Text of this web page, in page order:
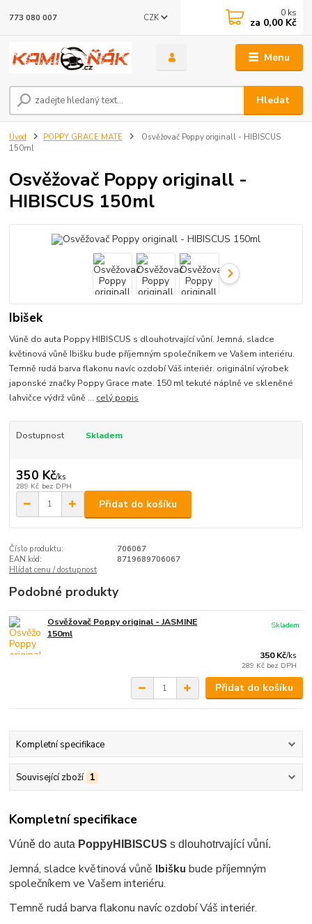
Menu
CZK
Hledat
773 080 007 0 ks
za 0,00 Kč
Úvod POPPY GRACE MATE
Osvěžovač Poppy originall - HIBISCUS
150ml
Osvěžovač Poppy originall -
HIBISCUS 150ml
Ibišek
Vúně do auta Poppy HIBISCUS s dlouhotrvající vůní. Jemná, sladce
květinová vůně Ibišku bude příjemným společníkem ve Vašem interiéru.
Temně rudá barva flakonu navíc ozdobí Váš interiér. originální výrobek
japonské značky Poppy Grace mate. 150 ml tekuté náplně ve skleněné
lahvičce výdrž vůně ... celý popis
Dostupnost Skladem
350 Kč/ks
289 Kč bez DPH
Přidat do košíku
Číslo produktu:
706067
EAN kód:
8719689706067
Hlídat cenu / dostupnost
Podobné produkty
Osvěžovač Poppy original - JASMINE
150ml
350 Kč/ks
289 Kč bez DPH
Skladem
Přidat do košíku
Kompletní specifikace
Související zboží 1
Kompletní specifikace
Vúně do auta PoppyHIBISCUS s dlouhotrvající vůní.
Jemná, sladce květinová vůně Ibišku bude příjemným
společníkem ve Vašem interiéru.
Temně rudá barva flakonu navíc ozdobí Váš interiér.